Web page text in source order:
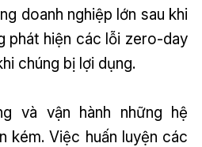
doanh nghiệp lớn sau khi
phát hiện các lỗi zero-day
chúng bị lợi dụng.
và vận hành những hệ
kém. Việc huấn luyện các